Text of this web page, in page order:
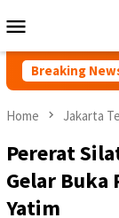
to
Menu
Breaking
140
Home Jakarta
Pererat
Gelar Buka
Yatim